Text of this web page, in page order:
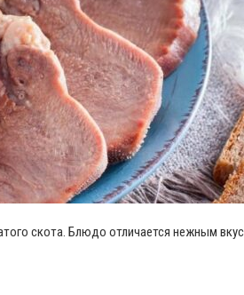
скота. Блюдо отличается нежным